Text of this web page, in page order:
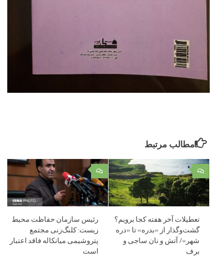
مطالب مرتبط
۰
رئیس سازمان حفاظت محیط
زیست: کلنگ‌زنی مجتمع
پتروشیمی میانکاله فاقد اعتبار
است
۰
تعطیلات آخر هفته کجا برویم؟
گشت‌وگذار از «بدره» تا «دره
شهر»/ آتش و نان ساجی و
برف